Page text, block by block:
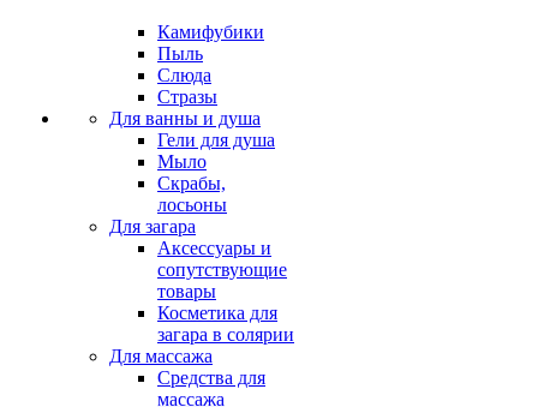
Камифубики
Пыль
Слюда
Стразы
Для ванны и душа
Гели для душа
Мыло
Скрабы,
лосьоны
Для загара
Аксессуары и
сопутствующие
товары
Косметика для
загара в солярии
Для массажа
Средства для
массажа